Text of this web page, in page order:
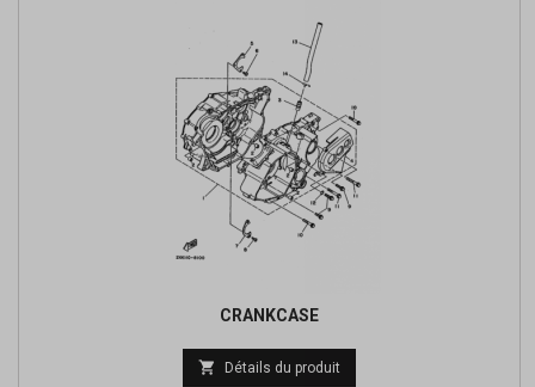
CRANKCASE
 Détails du produit